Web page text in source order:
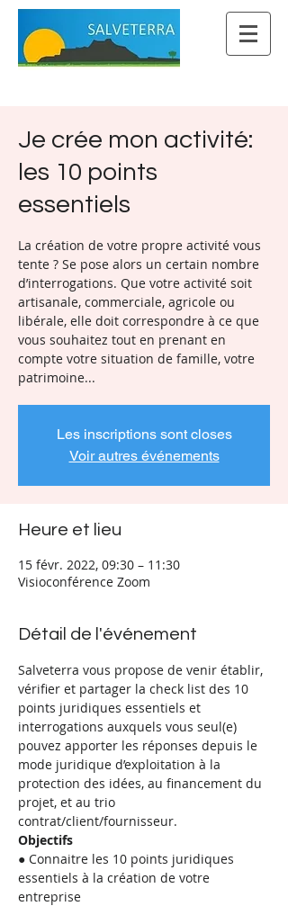
Je crée mon activité:
les 10 points
essentiels
La création de votre propre activité vous
tente ? Se pose alors un certain nombre
d’interrogations. Que votre activité soit
artisanale, commerciale, agricole ou
libérale, elle doit correspondre à ce que
vous souhaitez tout en prenant en
compte votre situation de famille, votre
patrimoine...
Les inscriptions sont closes
Voir autres événements
Heure et lieu
15 févr. 2022, 09:30 – 11:30
Visioconférence Zoom
Détail de l'événement
Salveterra vous propose de venir établir,
vérifier et partager la check list des 10
points juridiques essentiels et
interrogations auxquels vous seul(e)
pouvez apporter les réponses depuis le
mode juridique d’exploitation à la
protection des idées, au financement du
projet, et au trio
contrat/client/fournisseur.
Objectifs
● Connaitre les 10 points juridiques
essentiels à la création de votre
entreprise